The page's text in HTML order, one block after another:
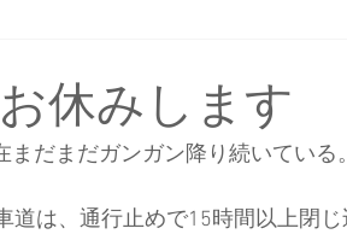
トリーギア 山道具 勉強会
休みします
まだまだガンガン降り続いている
道は、通行止めで15時間以上閉